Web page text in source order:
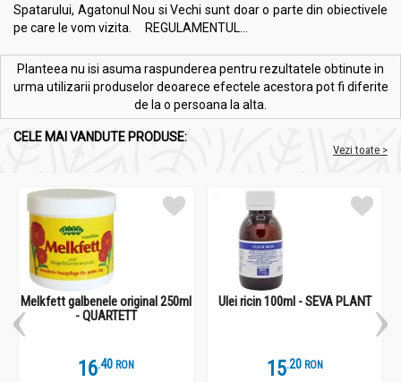
Spatarului, Agatonul Nou si Vechi sunt doar o parte din obiectivele
pe care le vom vizita. REGULAMENTUL...
Planteea nu isi asuma raspunderea pentru rezultatele obtinute in
urma utilizarii produselor deoarece efectele acestora pot fi diferite
de la o persoana la alta.
CELE MAI VANDUTE PRODUSE:
Vezi toate >
Melkfett galbenele original 250ml
- QUARTETT
16.4 RON
Ulei ricin 100ml - SEVA PLANT
15.2 RON